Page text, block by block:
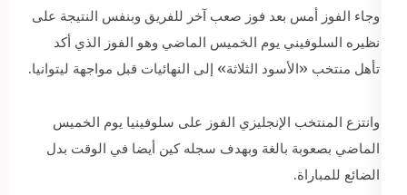
وجاء الفوز أمس بعد فوز صعب آخر للفريق وبنفس النتيجة على
نظيره السلوفيني يوم الخميس الماضي وهو الفوز الذي أكد
تأهل منتخب «الأسود الثلاثة» إلى النهائيات قبل مواجهة ليتوانيا.
وانتزع المنتخب الإنجليزي الفوز على سلوفينيا يوم الخميس
الماضي بصعوبة بالغة وبهدف سجله كين أيضا في الوقت بدل
الضائع للمباراة.